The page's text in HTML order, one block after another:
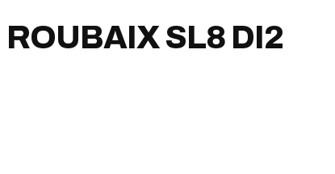
ROUBAIX SL8 DI2